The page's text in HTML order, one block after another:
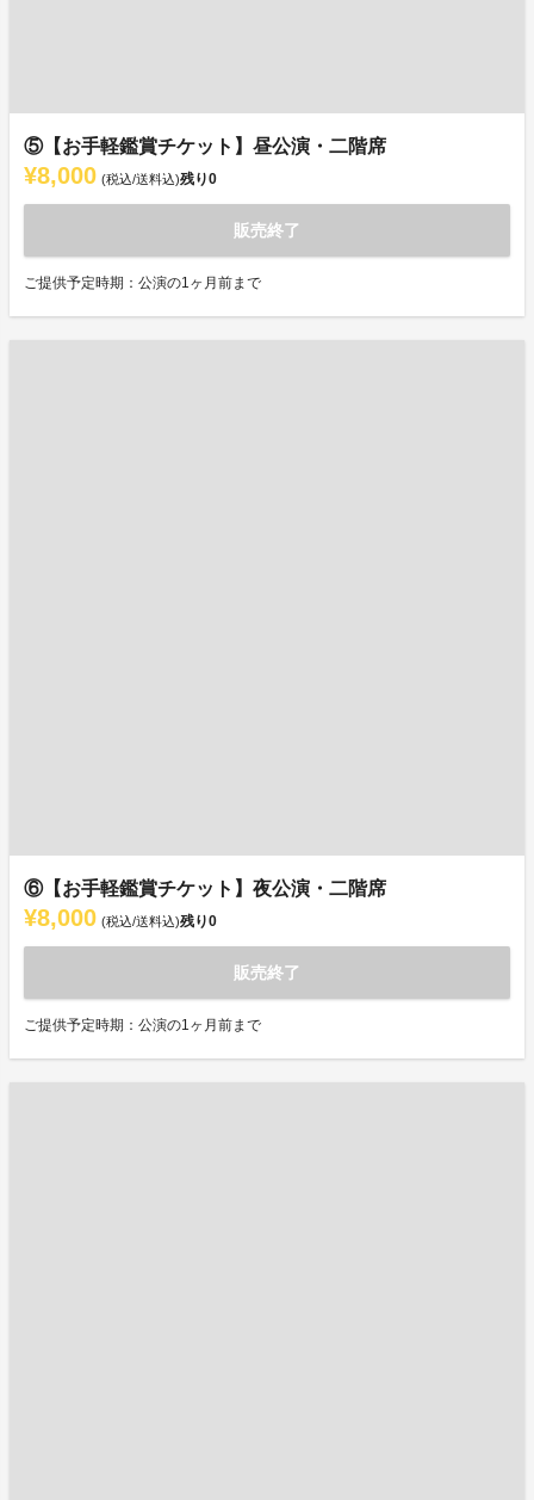
⑤【お手軽鑑賞チケット】昼公演・二階席
¥8,000 (税込/送料込)残り0
販売終了
ご提供予定時期：公演の1ヶ月前まで
⑥【お手軽鑑賞チケット】夜公演・二階席
¥8,000 (税込/送料込)残り0
販売終了
ご提供予定時期：公演の1ヶ月前まで